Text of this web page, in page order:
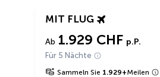
MIT FLUG
Ab 1.929 CHF p.P.
Für 5 Nächte
Sammeln Sie 1.929+Meilen